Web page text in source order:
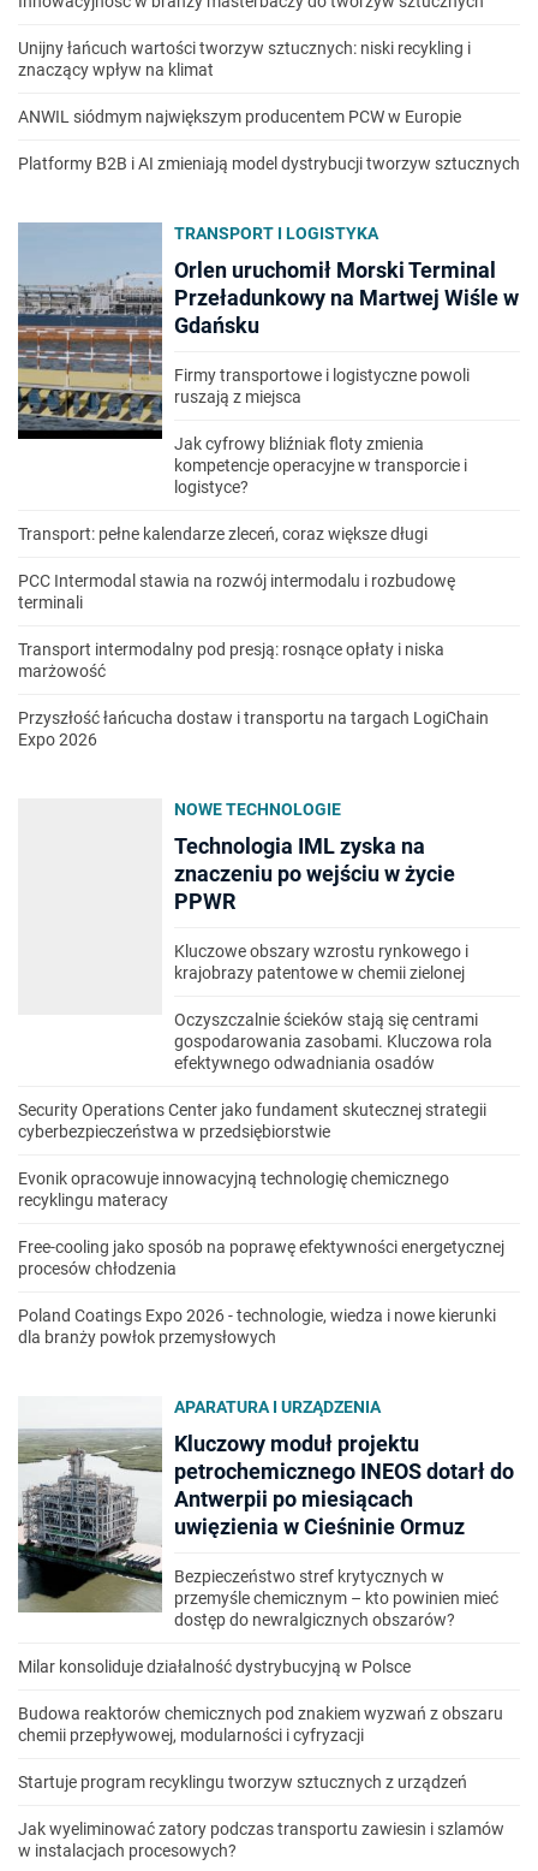
Unijny łańcuch wartości tworzyw sztucznych: niski recykling i
znaczący wpływ na klimat
ANWIL siódmym największym producentem PCW w Europie
Platformy B2B i AI zmieniają model dystrybucji tworzyw sztucznych
TRANSPORT I LOGISTYKA
Orlen uruchomił Morski Terminal
Przeładunkowy na Martwej Wiśle w
Gdańsku
Firmy transportowe i logistyczne powoli
ruszają z miejsca
Jak cyfrowy bliźniak floty zmienia
kompetencje operacyjne w transporcie i
logistyce?
Transport: pełne kalendarze zleceń, coraz większe długi
PCC Intermodal stawia na rozwój intermodalu i rozbudowę
terminali
Transport intermodalny pod presją: rosnące opłaty i niska
marżowość
Przyszłość łańcucha dostaw i transportu na targach LogiChain
Expo 2026
NOWE TECHNOLOGIE
Technologia IML zyska na
znaczeniu po wejściu w życie
PPWR
Kluczowe obszary wzrostu rynkowego i
krajobrazy patentowe w chemii zielonej
Oczyszczalnie ścieków stają się centrami
gospodarowania zasobami. Kluczowa rola
efektywnego odwadniania osadów
Security Operations Center jako fundament skutecznej strategii
cyberbezpieczeństwa w przedsiębiorstwie
Evonik opracowuje innowacyjną technologię chemicznego
recyklingu materacy
Free-cooling jako sposób na poprawę efektywności energetycznej
procesów chłodzenia
Poland Coatings Expo 2026 - technologie, wiedza i nowe kierunki
dla branży powłok przemysłowych
APARATURA I URZĄDZENIA
Kluczowy moduł projektu
petrochemicznego INEOS dotarł do
Antwerpii po miesiącach
uwięzienia w Cieśninie Ormuz
Bezpieczeństwo stref krytycznych w
przemyśle chemicznym – kto powinien mieć
dostęp do newralgicznych obszarów?
Milar konsoliduje działalność dystrybucyjną w Polsce
Budowa reaktorów chemicznych pod znakiem wyzwań z obszaru
chemii przepływowej, modularności i cyfryzacji
Startuje program recyklingu tworzyw sztucznych z urządzeń
Jak wyeliminować zatory podczas transportu zawiesin i szlamów
w instalacjach procesowych?